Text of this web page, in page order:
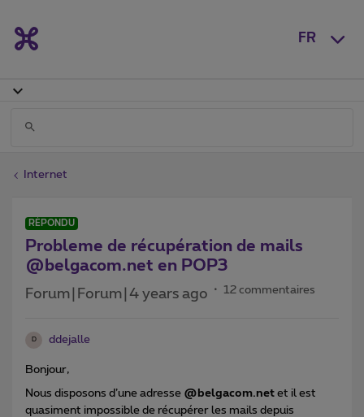
FR
Internet
RÉPONDU
Probleme de récupération de mails
@belgacom.net en POP3
Forum|Forum|4 years ago 12 commentaires
D ddejalle
Bonjour,
Nous disposons d’une adresse @belgacom.net et il est
quasiment impossible de récupérer les mails depuis